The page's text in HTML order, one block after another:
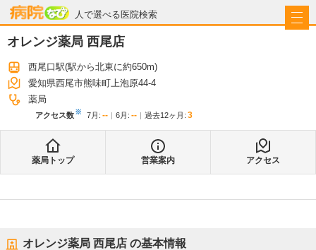
人で選べる医院検索
病院なび
オレンジ薬局 西尾店
西尾口駅(駅から北東に約650m)
愛知県西尾市熊味町上泡原44-4
薬局
アクセス数※ 7月 : -- 6月 : -- 過去12ヶ月: 3
薬局トップ 営業案内 アクセス
オレンジ薬局 西尾店 の基本情報